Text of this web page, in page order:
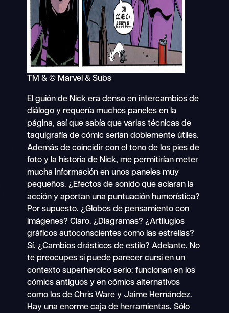
TM & © Marvel & Subs
El guión de Nick era denso en intercambios de
diálogo y requería muchos paneles en la
página, así que sabía que varias técnicas de
taquigrafía de cómic serían doblemente útiles.
Además de coincidir con el tono de los pies de
foto y la historia de Nick, me permitirían meter
mucha información en unos paneles muy
pequeños. ¿Efectos de sonido que aclaran la
acción y aportan una puntuación humorística?
Por supuesto. ¿Globos de pensamiento con
imágenes? Claro. ¿Diagramas? ¿Artilugios
gráficos autoconscientes como las estrellas?
Sí. ¿Cambios drásticos de estilo? Adelante. No
te preocupes si puede parecer cursi en un
contexto superheroico serio: funcionan en los
cómics antiguos y en cómics alternativos
como los de Chris Ware y Jaime Hernández.
Hay una enorme caja de herramientas. Sólo